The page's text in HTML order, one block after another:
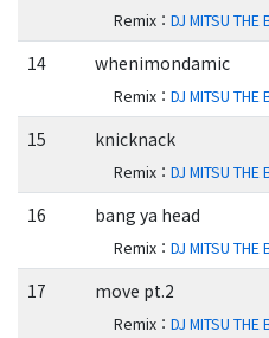
Remix ：DJ MITSU THE
14 whenimondamic
Remix ：DJ MITSU THE
15 knicknack
Remix ：DJ MITSU THE
16 bang ya head
Remix ：DJ MITSU THE
17 move pt.2
Remix ：DJ MITSU THE